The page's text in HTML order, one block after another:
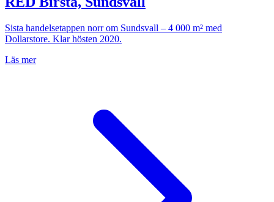
Sista handelsetappen norr om Sundsvall – 4 000 m² med
Dollarstore. Klar hösten 2020.
Läs mer